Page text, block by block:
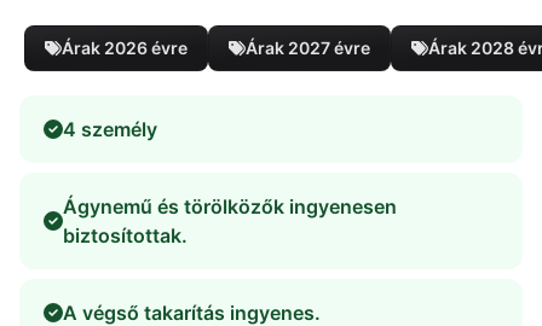
Árak 2026 évre Árak 2027 évre Árak 2028
4 személy
Ágynemű és törölközők ingyenesen
biztosítottak.
A végső takarítás ingyenes.